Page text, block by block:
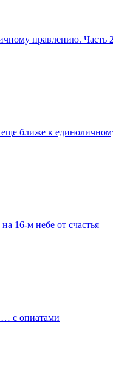
правлению. Часть 2
ближе к
16-м небе от счастья
с опиатами